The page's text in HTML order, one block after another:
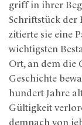
griff in ihrer
Schriftstück der
zitierte sie eine
wichtigsten
Ort, an dem die
Geschichte
hundert Jahre
Gültigkeit